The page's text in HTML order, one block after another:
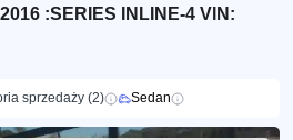
:SERIES INLINE-4 VIN:
sprzedaży (2) Sedan